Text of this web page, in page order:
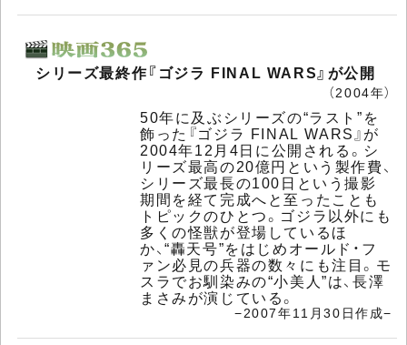
シリーズ最終作『ゴジラ FINAL WARS』が公開
（2004年）
50年に及ぶシリーズの“ラスト”を
飾った『ゴジラ FINAL WARS』が
2004年12月4日に公開される。シ
リーズ最高の20億円という製作費、
シリーズ最長の100日という撮影
期間を経て完成へと至ったことも
トピックのひとつ。ゴジラ以外にも
多くの怪獣が登場しているほ
か、“轟天号”をはじめオールド・フ
ァン必見の兵器の数々にも注目。モ
スラでお馴染みの“小美人”は、長澤
まさみが演じている。
−2007年11月30日作成−